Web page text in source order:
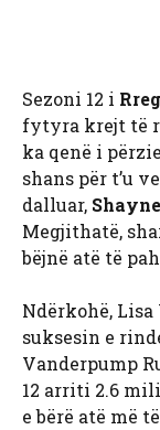
Sezoni 12 i
fytyra krejt të
ka qenë i
shans për t’u
dalluar,
Megjithatë,
bëjnë atë të
Ndërkohë,
suksesin e
Vanderpump
12 arriti 2.6
e bërë atë më